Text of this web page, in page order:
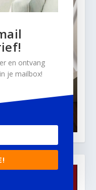
en ontvang
je mailbox!